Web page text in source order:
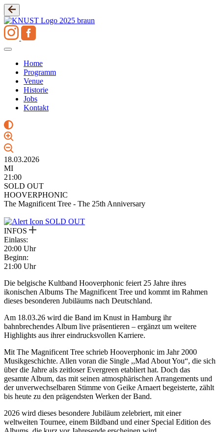
Zum
Inhalt
springen
Home
Programm
Venue
Historie
Jobs
Kontakt
18.03.2026
MI
21:00
SOLD OUT
HOOVERPHONIC
The Magnificent Tree - The 25th Anniversary
SOLD OUT
INFOS
Einlass:
20:00 Uhr
Beginn:
21:00 Uhr
Die belgische Kultband Hooverphonic feiert 25 Jahre ihres
ikonischen Albums The Magnificent Tree und kommt im Rahmen
dieses besonderen Jubiläums nach Deutschland.
Am 18.03.26 wird die Band im Knust in Hamburg ihr
bahnbrechendes Album live präsentieren – ergänzt um weitere
Highlights aus ihrer eindrucksvollen Karriere.
Mit The Magnificent Tree schrieb Hooverphonic im Jahr 2000
Musikgeschichte. Allen voran die Single ,,Mad About You“, die sich
über die Jahre als zeitloser Evergreen etabliert hat. Doch das
gesamte Album, das mit seinen atmosphärischen Arrangements und
der unverwechselbaren Stimme von Geike Arnaert begeisterte, zählt
bis heute zu den prägendsten Werken der Band.
2026 wird dieses besondere Jubiläum zelebriert, mit einer
weltweiten Tournee, einem Bildband und einer Special Edition des